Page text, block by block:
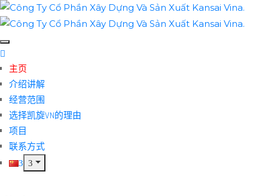
主页
介绍讲解
经营范围
选择凯旋VN的理由
项目
联系方式